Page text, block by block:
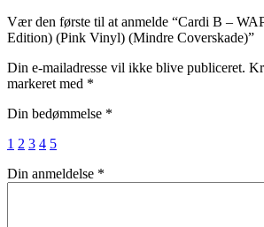
Vær den første til at anmelde “Cardi B –
Edition) (Pink Vinyl) (Mindre Coverskade)”
Din e-mailadresse vil ikke blive publiceret.
markeret med *
Din bedømmelse *
1 2 3 4 5
Din anmeldelse *